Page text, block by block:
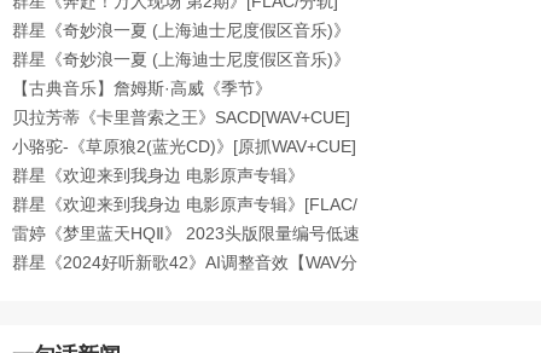
[518.8
群星《奇妙浪一夏 (上海迪士尼度假区音乐)》
[32
群星《奇妙浪一夏 (上海迪士尼度假区音乐)》
[FL
【古典音乐】詹姆斯·高威《季节》
1993[WAV+CUE]
贝拉芳蒂《卡里普索之王》SACD[WAV+CUE]
小骆驼-《草原狼2(蓝光CD)》[原抓WAV+CUE]
群星《欢迎来到我身边 电影原声专辑》
[320K/MP3
群星《欢迎来到我身边 电影原声专辑》[FLAC/
分轨
雷婷《梦里蓝天HQⅡ》 2023头版限量编号低速
原抓
群星《2024好听新歌42》AI调整音效【WAV分